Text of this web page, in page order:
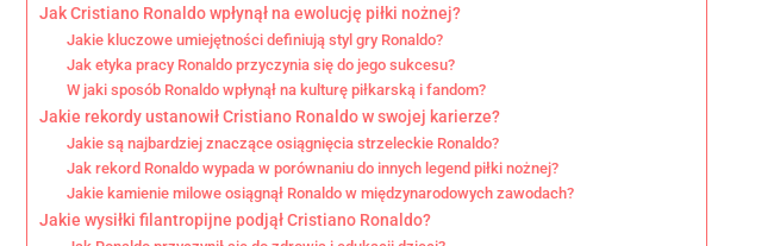
Jak Cristiano Ronaldo wpłynął na ewolucję piłki nożnej?
Jakie kluczowe umiejętności definiują styl gry Ronaldo?
Jak etyka pracy Ronaldo przyczynia się do jego sukcesu?
W jaki sposób Ronaldo wpłynął na kulturę piłkarską i fandom?
Jakie rekordy ustanowił Cristiano Ronaldo w swojej karierze?
Jakie są najbardziej znaczące osiągnięcia strzeleckie Ronaldo?
Jak rekord Ronaldo wypada w porównaniu do innych legend piłki nożnej?
Jakie kamienie milowe osiągnął Ronaldo w międzynarodowych zawodach?
Jakie wysiłki filantropijne podjął Cristiano Ronaldo?